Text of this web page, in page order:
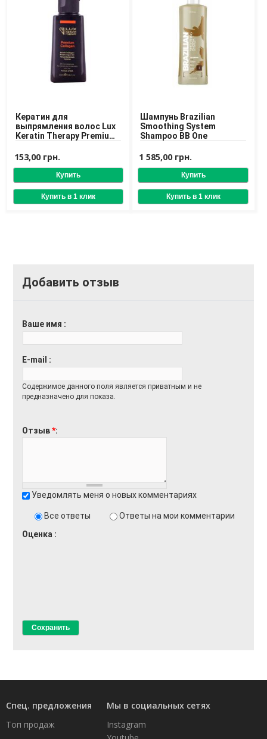
Кератин для
выпрямления волос Lux
Keratin Therapy Premium
153,00 грн.
Шампунь Brazilian
Smoothing System
Shampoo BB One
1 585,00 грн.
Добавить отзыв
Ваше имя
E-mail
Содержимое данного поля является приватным и не
предназначено для показа.
Отзыв*
Уведомлять меня о новых комментариях
Все ответы
Ответы на мои комментарии
Оценка
Спец. предложения
Топ продаж
Мы в социальных сетях
Instagram